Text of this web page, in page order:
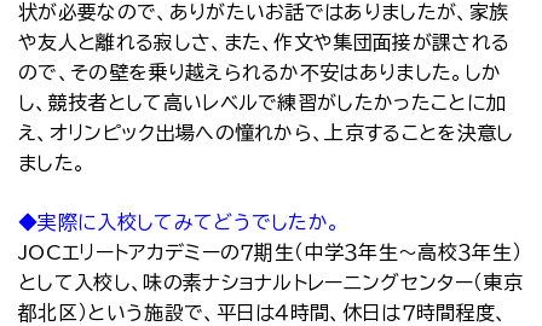
状が必要なので、ありがたいお話ではありましたが、家族
や友人と離れる寂しさ、また、作文や集団面接が課される
ので、その壁を乗り越えられるか不安はありました。しか
し、競技者として高いレベルで練習がしたかったことに加
え、オリンピック出場への憧れから、上京することを決意し
ました。
◆実際に入校してみてどうでしたか。
JOCエリートアカデミーの７期生（中学３年生～高校３年生）
として入校し、味の素ナショナルトレーニングセンター（東京
都北区）という施設で、平日は４時間、休日は７時間程度、